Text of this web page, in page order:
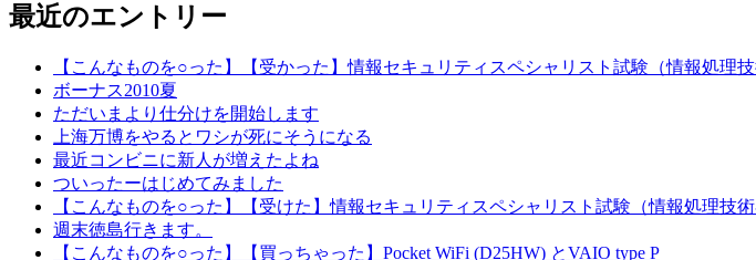
最近のエントリー
【こんなものを○った】【受かった】情報セキュリティスペシャリスト試験（情報処理技
ボーナス2010夏
ただいまより仕分けを開始します
上海万博をやるとワシが死にそうになる
最近コンビニに新人が増えたよね
ついったーはじめてみました
【こんなものを○った】【受けた】情報セキュリティスペシャリスト試験（情報処理技術
週末徳島行きます。
【こんなものを○った】【買っちゃった】Pocket WiFi (D25HW) とVAIO type P